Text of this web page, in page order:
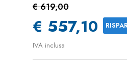
€ 619,00
€ 557,10
IVA inclusa